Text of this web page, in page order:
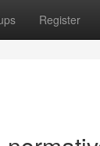
Register